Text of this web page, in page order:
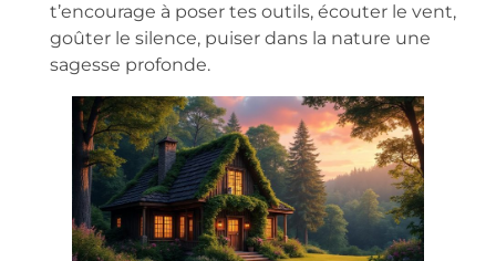
t’encourage à poser tes outils, écouter le vent,
goûter le silence, puiser dans la nature une
sagesse profonde.